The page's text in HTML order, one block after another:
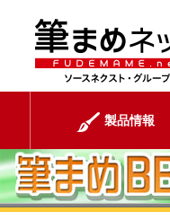
製品情報